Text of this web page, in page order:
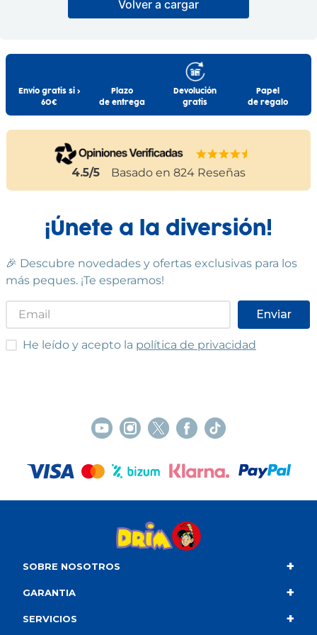
Información Adicional:
contáctanos ainfo@drim.es
Cumple las normas europeas de
seguridad. Guarde esta información
ilustración.
Madera Montessori
Comprar Comprar
Volver a cargar
Envío gratis si >
60€
Plazo
de entrega
Devolución
gratis
Papel
de regalo
4.5/5 Basado en 824 Reseñas
¡Únete a la diversión!
🎉 Descubre novedades y ofertas exclusivas para los
más peques. ¡Te esperamos!
Enviar
He leído y acepto las condiciones
He leído y acepto la política de privacidad
SOBRE NOSOTROS +
Contacto
Quiénes somos
GARANTIA +
Condiciones de compra
SERVICIOS +